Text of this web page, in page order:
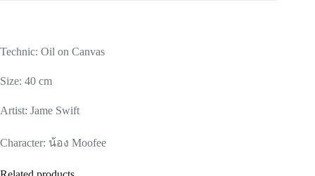
Technic: Oil on Canvas
Size: 40 cm
Artist: Jame Swift
Character: น้อง Moofee